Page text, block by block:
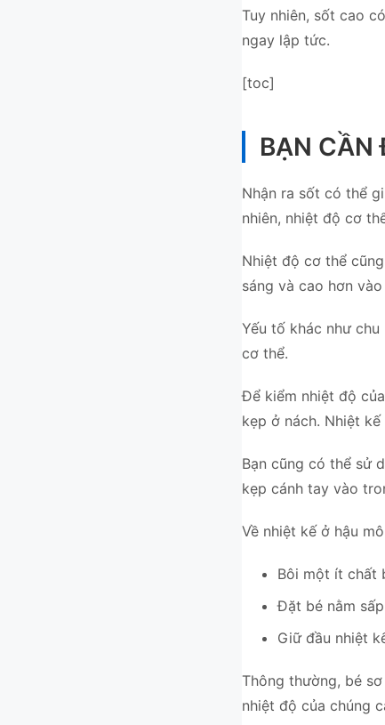
Tuy nhiên, sốt cao
ngay lập tức.
[toc]
BẠN CẦN
Nhận ra sốt có thể
nhiên, nhiệt độ cơ
Nhiệt độ cơ thể
sáng và cao hơn
Yếu tố khác như
cơ thể.
Để kiểm nhiệt độ
kẹp ở nách. Nhiệt
Bạn cũng có thể sử
kẹp cánh tay vào
Về nhiệt kế ở hậu
Bôi một ít chất
Đặt bé nằm
Giữ đầu nhiệt
Thông thường, bé
nhiệt độ của chúng